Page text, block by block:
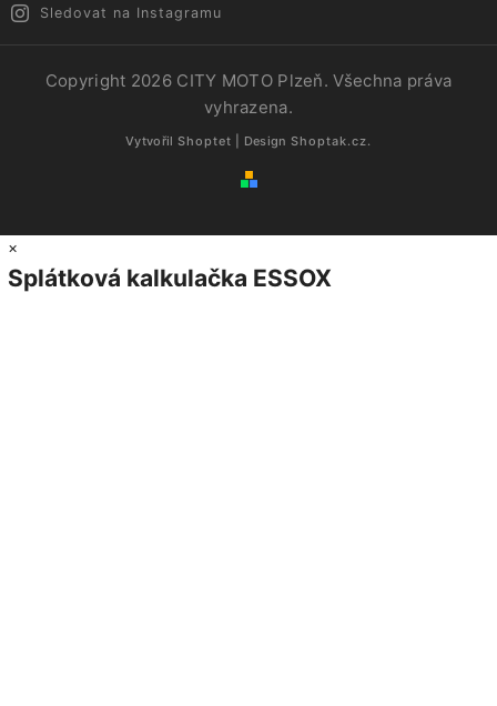
Sledovat na Instagramu
Copyright 2026 CITY MOTO Plzeň. Všechna práva
vyhrazena.
Vytvořil Shoptet | Design Shoptak.cz.
×
Splátková kalkulačka ESSOX